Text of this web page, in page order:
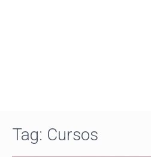
Tag: Cursos